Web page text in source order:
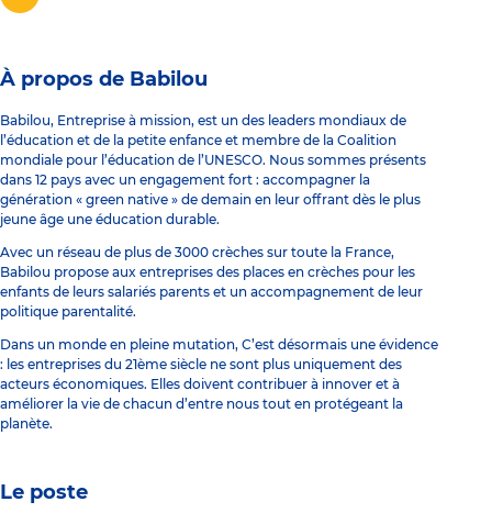
À propos de Babilou
Babilou, Entreprise à mission, est un des leaders mondiaux de
l’éducation et de la petite enfance et membre de la Coalition
mondiale pour l’éducation de l’UNESCO. Nous sommes présents
dans 12 pays avec un engagement fort : accompagner la
génération « green native » de demain en leur offrant dès le plus
jeune âge une éducation durable.
Avec un réseau de plus de 3000 crèches sur toute la France,
Babilou propose aux entreprises des places en crèches pour les
enfants de leurs salariés parents et un accompagnement de leur
politique parentalité.
Dans un monde en pleine mutation, C’est désormais une évidence
: les entreprises du 21ème siècle ne sont plus uniquement des
acteurs économiques. Elles doivent contribuer à innover et à
améliorer la vie de chacun d’entre nous tout en protégeant la
planète.
Le poste